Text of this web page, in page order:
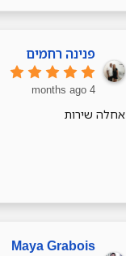
פנינה רחמים
4 months ago
אחלה שירות
Maya Grabois